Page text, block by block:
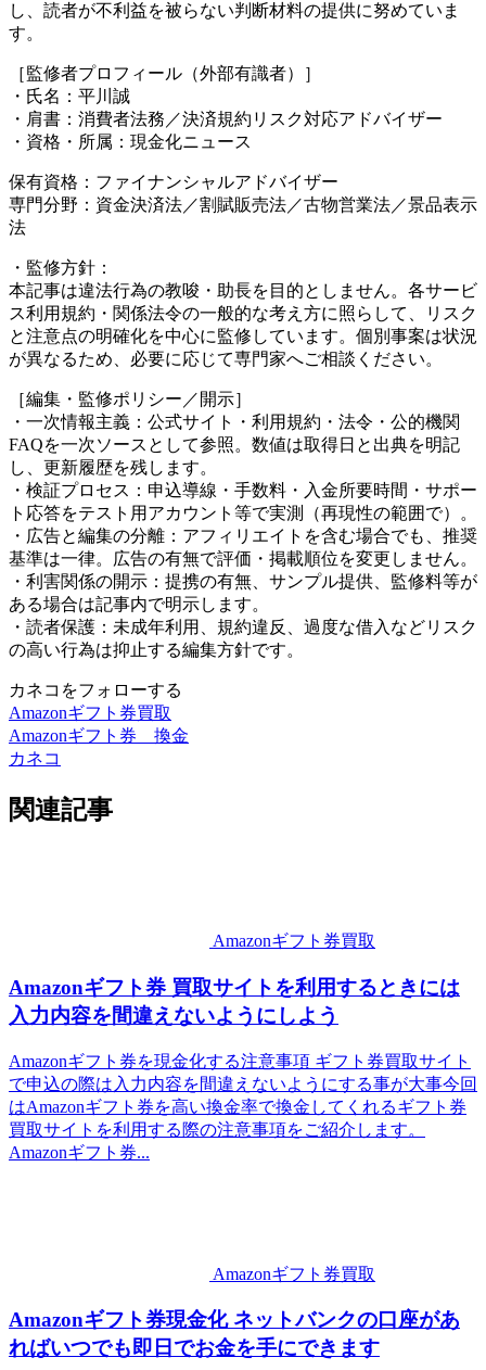
し、読者が不利益を被らない判断材料の提供に努めていま
す。
［監修者プロフィール（外部有識者）］
・氏名：平川誠
・肩書：消費者法務／決済規約リスク対応アドバイザー
・資格・所属：現金化ニュース
保有資格：ファイナンシャルアドバイザー
専門分野：資金決済法／割賦販売法／古物営業法／景品表示
法
・監修方針：
本記事は違法行為の教唆・助長を目的としません。各サービ
ス利用規約・関係法令の一般的な考え方に照らして、リスク
と注意点の明確化を中心に監修しています。個別事案は状況
が異なるため、必要に応じて専門家へご相談ください。
［編集・監修ポリシー／開示］
・一次情報主義：公式サイト・利用規約・法令・公的機関
FAQを一次ソースとして参照。数値は取得日と出典を明記
し、更新履歴を残します。
・検証プロセス：申込導線・手数料・入金所要時間・サポー
ト応答をテスト用アカウント等で実測（再現性の範囲で）。
・広告と編集の分離：アフィリエイトを含む場合でも、推奨
基準は一律。広告の有無で評価・掲載順位を変更しません。
・利害関係の開示：提携の有無、サンプル提供、監修料等が
ある場合は記事内で明示します。
・読者保護：未成年利用、規約違反、過度な借入などリスク
の高い行為は抑止する編集方針です。
カネコをフォローする
Amazonギフト券買取
Amazonギフト券 換金
カネコ
関連記事
Amazonギフト券買取
Amazonギフト券 買取サイトを利用するときには
入力内容を間違えないようにしよう
Amazonギフト券を現金化する注意事項 ギフト券買取サイト
で申込の際は入力内容を間違えないようにする事が大事今回
はAmazonギフト券を高い換金率で換金してくれるギフト券
買取サイトを利用する際の注意事項をご紹介します。
Amazonギフト券...
Amazonギフト券買取
Amazonギフト券現金化 ネットバンクの口座があ
ればいつでも即日でお金を手にできます